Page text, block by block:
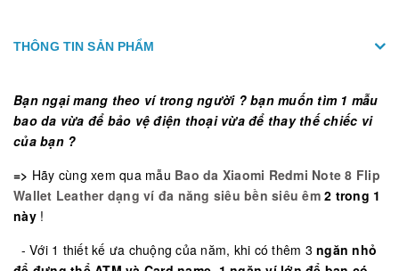
THÔNG TIN SẢN PHẨM
Bạn ngại mang theo ví trong người ? bạn muốn tìm 1 mẫu
bao da vừa để bảo vệ điện thoại vừa để thay thế chiếc vi
của bạn ?
=> Hãy cùng xem qua mẫu Bao da Xiaomi Redmi Note 8 Flip
Wallet Leather dạng ví đa năng siêu bền siêu êm 2 trong 1
này!
- Với 1 thiết kế ưa chuộng của năm, khi có thêm 3 ngăn nhỏ